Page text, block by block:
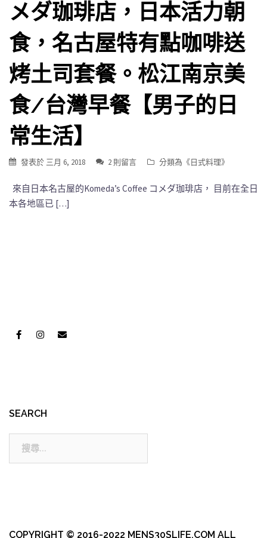
メダ珈琲店，日本活力朝
食，名古屋特有點咖啡送
烤土司套餐。松江南京美
食/台灣早餐【男子的日
常生活】
發表於 三月 6, 2018 2 則留言 分類為《日式料理》
來自日本名古屋的Komeda’s Coffee コメダ珈琲店， 目前在全日
本各地區已 […]
SEARCH
COPYRIGHT © 2016-2022 MENS30SLIFE.COM ALL